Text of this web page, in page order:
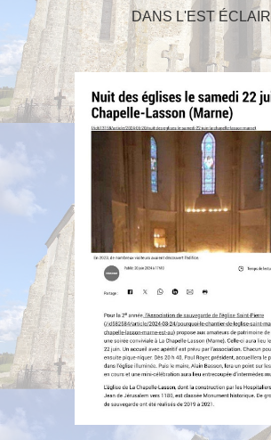
DANS L'EST ÉCLAIR